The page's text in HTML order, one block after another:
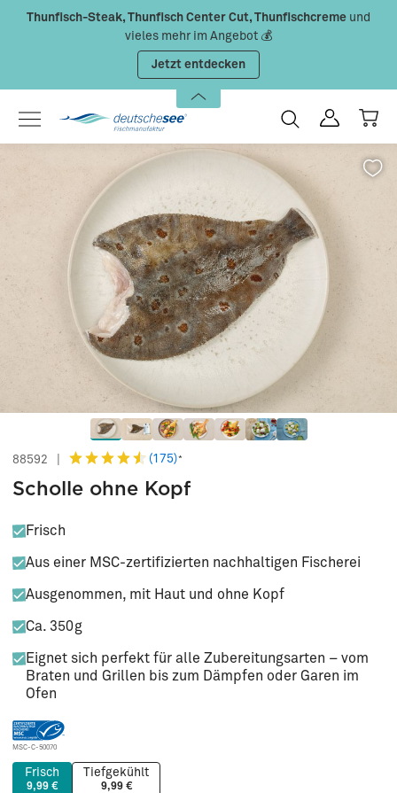
Zum Hauptinhalt springen
Thunfisch-Steak, Thunfisch Center Cut, Thunfischcreme und
vieles mehr im Angebot 💰
Jetzt entdecken
88592 (175)*
Scholle ohne Kopf
Frisch
Aus einer MSC-zertifizierten nachhaltigen Fischerei
Ausgenommen, mit Haut und ohne Kopf
Ca. 350g
Eignet sich perfekt für alle Zubereitungsarten – vom
Braten und Grillen bis zum Dämpfen oder Garen im
Ofen
MSC-C-50070
Frisch
9,99 €
Tiefgekühlt
9,99 €